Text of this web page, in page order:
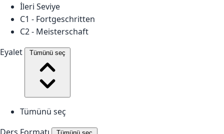
İleri Seviye
C1 - Fortgeschritten
C2 - Meisterschaft
Eyalet
Tümünü seç
Tümünü seç